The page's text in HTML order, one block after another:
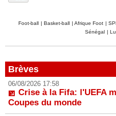
Foot-ball | Basket-ball | Afrique Foot |
Sénégal |
Brèves
06/08/2026 17:58
Crise à la Fifa: l'UEFA
Coupes du monde